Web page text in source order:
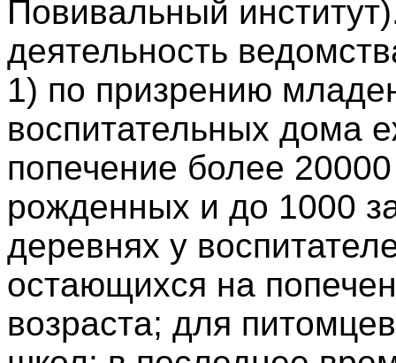
Повивальный
деятельность
1) по призрению
воспитательных дома
попечение более
рожденных и до 1000
деревнях у
остающихся на
возраста; для